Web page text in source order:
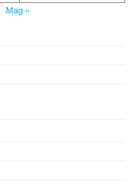
Mag »